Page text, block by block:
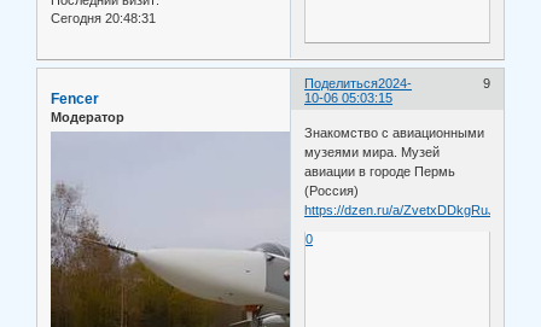
Сегодня 20:48:31
Поделиться 9
2024-
10-06 05:03:15
Fencer
Модератор
Знакомство с авиационными
музеями мира. Музей
авиации в городе Пермь
(Россия)
https://dzen.ru/a/ZvetxDDkgRuJixuW
0